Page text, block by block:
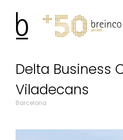
Delta Business
Viladecans
Barcelona